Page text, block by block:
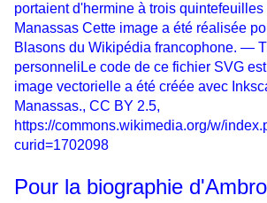
portaient d'hermine à trois
Manassas Cette image a été réalisée
Blasons du Wikipédia francophone. —
personneliLe code de ce fichier SVG
image vectorielle a été créée avec
Manassas., CC BY 2.5,
https://commons.wikimedia.org/w/
curid=1702098
Pour la biographie